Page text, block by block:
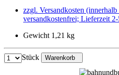
zzgl. Versandkosten
versandkostenfrei; Lieferzeit
Gewicht 1,21 kg
Stück Warenkorb